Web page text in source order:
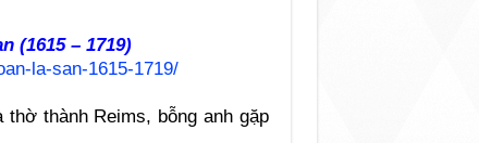
(1615 – 1719)
la-san-1615-1719/
thờ thành Reims, bỗng anh gặp